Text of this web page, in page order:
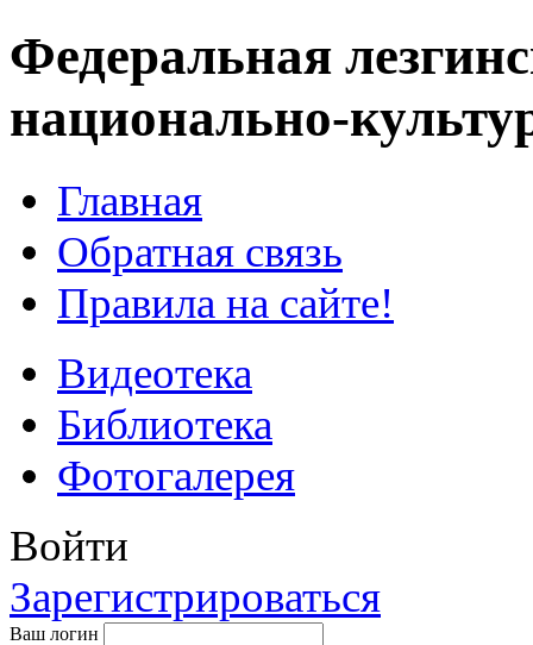
Федеральная
национально-
Главная
Обратная связь
Правила на сайте!
Видеотека
Библиотека
Фотогалерея
Войти
Зарегистрироваться
Ваш логин